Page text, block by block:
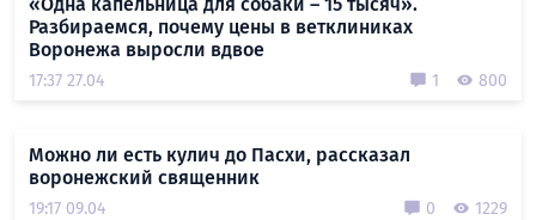
Разбираемся, почему цены в ветклиниках
Воронежа выросли вдвое
17:37 27.04 1 800
Можно ли есть кулич до Пасхи, рассказал
воронежский священник
19:17 09.04 0 1229